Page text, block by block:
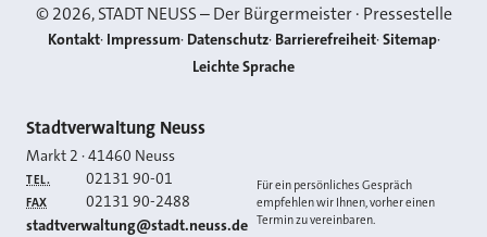
©2026, STADT NEUSS – Der Bürgermeister · Pressestelle
Kontakt Impressum Datenschutz Barrierefreiheit Sitemap
Leichte Sprache
Kontakt
Stadtverwaltung Neuss
Markt 2 ·41460 Neuss
TEL. 02131 90-01
FAX 02131 90-2488
E-MAIL
stadtverwaltung@stadt.neuss.de
Für ein persönliches Gespräch
empfehlen wir Ihnen, vorher einen
Termin zu vereinbaren.